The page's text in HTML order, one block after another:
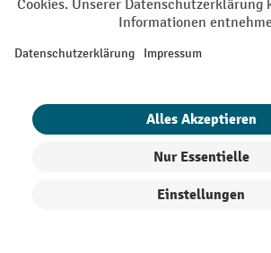
Kontaktieren Sie uns über unser
Vertrag widerrufen
Käuferschutz
Mit geprüfter Qualität, Sicherheit und